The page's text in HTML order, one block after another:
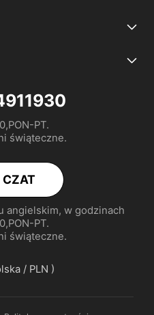
danych
PT.
świąteczne.
CZAT
angielskim, w godzinach
PT.
świąteczne.
/ PLN )